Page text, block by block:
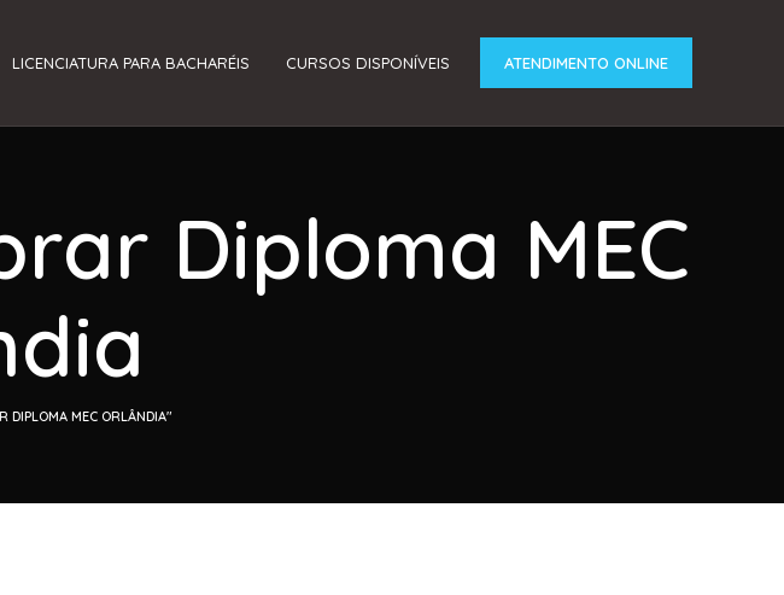
LICENCIATURA PARA BACHARÉIS CURSOS DISPONÍVEIS ATENDIMENTO ONLINE
Diploma MEC
DIPLOMA MEC ORLÂNDIA"